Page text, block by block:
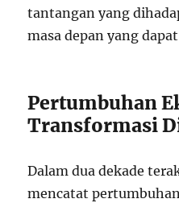
tantangan yang
masa depan yang
Pertumbuhan
Transformasi
Dalam dua dekade
mencatat